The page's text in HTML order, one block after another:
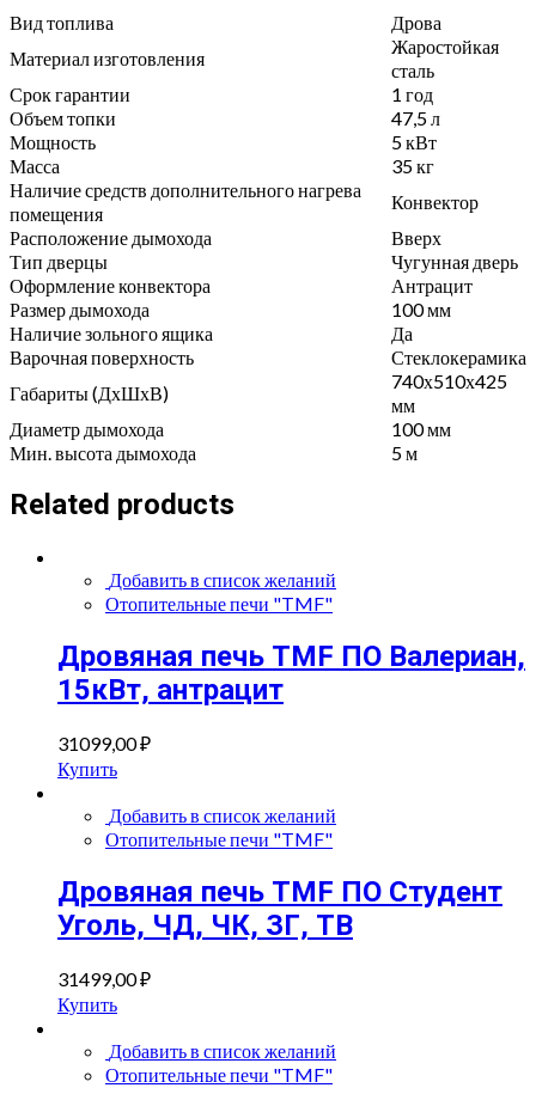
Вид топлива
Дрова
Материал изготовления
Жаростойкая
сталь
Срок гарантии
1 год
Объем топки
47,5 л
Мощность
5 кВт
Масса
35 кг
Наличие средств дополнительного нагрева
помещения
Конвектор
Расположение дымохода
Вверх
Тип дверцы
Чугунная дверь
Оформление конвектора
Антрацит
Размер дымохода
100 мм
Наличие зольного ящика
Да
Варочная поверхность
Стеклокерамика
Габариты (ДхШхВ)
740х510х425
мм
Диаметр дымохода
100 мм
Мин. высота дымохода
5 м
Related products
Добавить в список желаний
Отопительные печи "TMF"
Дровяная печь TMF ПО Валериан,
15кВт, антрацит
31099,00₽
Купить
Добавить в список желаний
Отопительные печи "TMF"
Дровяная печь TMF ПО Студент
Уголь, ЧД, ЧК, ЗГ, ТВ
31499,00₽
Купить
Добавить в список желаний
Отопительные печи "TMF"